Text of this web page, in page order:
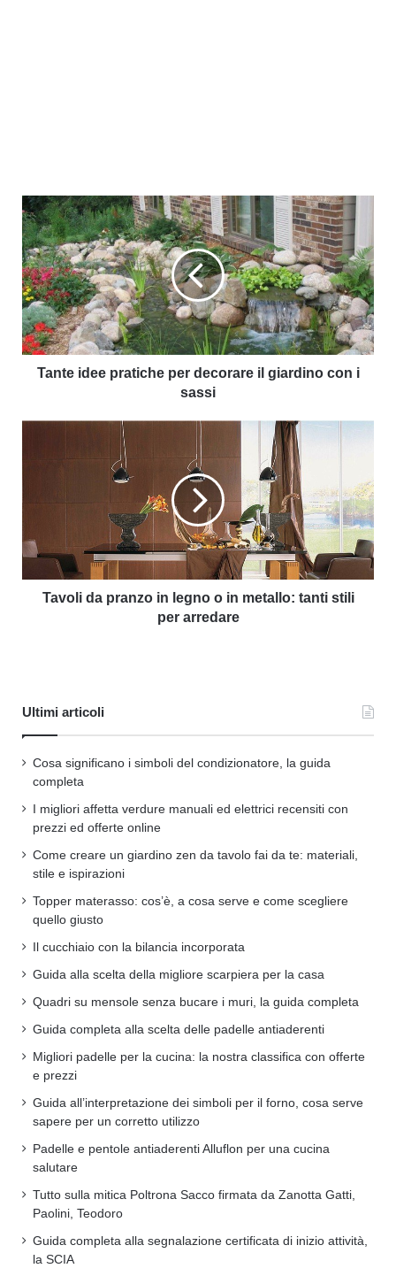
Tante idee pratiche per decorare il giardino con i
sassi
Tavoli da pranzo in legno o in metallo: tanti stili
per arredare
Ultimi articoli
Cosa significano i simboli del condizionatore, la guida
completa
I migliori affetta verdure manuali ed elettrici recensiti con
prezzi ed offerte online
Come creare un giardino zen da tavolo fai da te: materiali,
stile e ispirazioni
Topper materasso: cos’è, a cosa serve e come scegliere
quello giusto
Il cucchiaio con la bilancia incorporata
Guida alla scelta della migliore scarpiera per la casa
Quadri su mensole senza bucare i muri, la guida completa
Guida completa alla scelta delle padelle antiaderenti
Migliori padelle per la cucina: la nostra classifica con offerte
e prezzi
Guida all’interpretazione dei simboli per il forno, cosa serve
sapere per un corretto utilizzo
Padelle e pentole antiaderenti Alluflon per una cucina
salutare
Tutto sulla mitica Poltrona Sacco firmata da Zanotta Gatti,
Paolini, Teodoro
Guida completa alla segnalazione certificata di inizio attività,
la SCIA